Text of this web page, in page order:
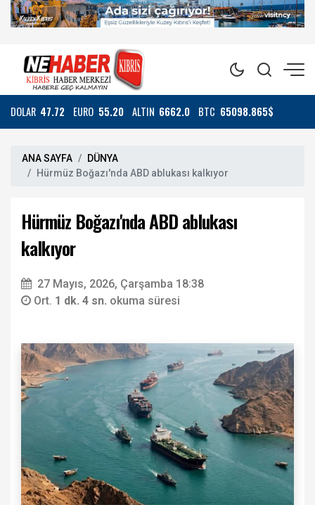
DOLAR 47.72 EURO 55.20 ALTIN 6662.0 BTC 65098.865$
ANA SAYFA
DÜNYA
Hürmüz Boğazı'nda ABD ablukası kalkıyor
Hürmüz Boğazı'nda ABD ablukası
kalkıyor
27 Mayıs, 2026, Çarşamba 18:38
Ort. 1 dk. 4 sn. okuma süresi